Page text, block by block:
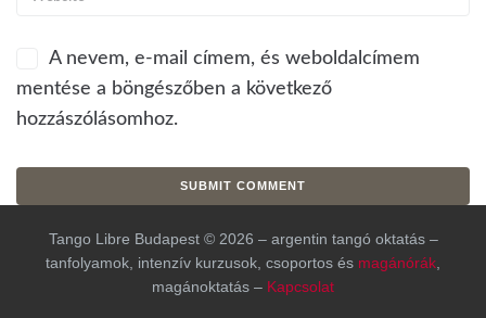
A nevem, e-mail címem, és weboldalcímem
mentése a böngészőben a következő
hozzászólásomhoz.
Tango Libre Budapest © 2026 – argentin tangó oktatás –
tanfolyamok, intenzív kurzusok, csoportos és magánórák
magánoktatás – Kapcsolat